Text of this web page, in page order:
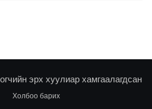
эрх хуулиар хамгаалагдсан
Холбоо барих